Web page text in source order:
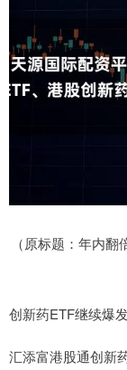
（原标题：年内
创新药ETF继续爆
汇添富港股通创新